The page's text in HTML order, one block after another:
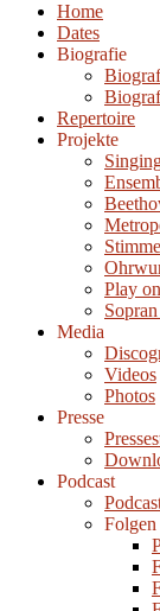
Home
Dates
Biografie
Repertoire
Projekte
Play
Media
Videos
Photos
Presse
Podcast
Folgen